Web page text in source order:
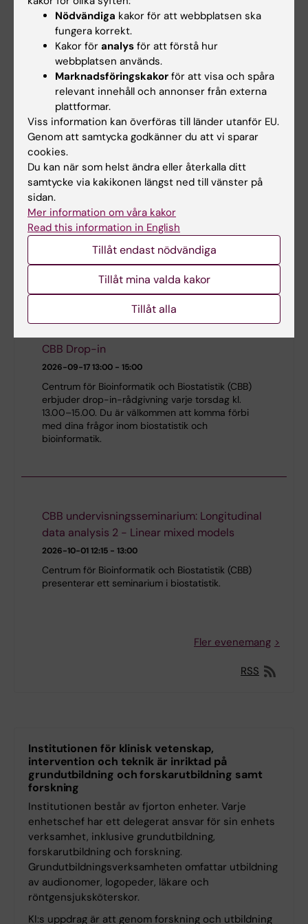
Halvtidskontroll: Mikolaj Stachurski
2026-09-049:00
Clinical and Epidemiological Aspects of Middle
Ear Cholesteatoma
CBB Drop-in
2026-09-10
Centrum för Bioinformatik och Biostatistik (CBB)
erbjuder drop-in-rådgivning varje torsdag kl.
13.00–15.00. Du är välkommen att komma förbi
med dina frågor inom biostatistik och
CBB Drop-in
2026-09-1713:00 - 15:00
Centrum för Bioinformatik och Biostatistik (CBB)
erbjuder drop-in-rådgivning varje torsdag kl.
13.00–15.00. Du är välkommen att komma förbi
med dina frågor inom biostatistik och
bioinformatik.
CBB undervisningsseminarium: Longitudinal
data analysis 2 - Linear mixed models
2026-10-0112:15 - 13:00
Centrum för Bioinformatik och Biostatistik (CBB)
presenterar ett seminarium i biostatistik.
Fler evenemang
RSS
Institutionen för klinisk vetenskap,
intervention och teknik är inriktad på
grundutbildning och forskarutbildning samt
forskning
Institutionen består av fjorton enheter. Varje
enhetschef har ett delegerat ansvar för sin enhets
verksamhet, inklusive grundutbildning,
forskarutbildning och forskning.
Grundutbildningsverksamheten omfattar utbildning
av audionomer, logopeder, läkare och
röntgensjuksköterskor.
KI:s uppdrag är att genom forskning och utbildning
Nödvändiga kakor för att webbplatsen ska
fungera korrekt.
Kakor för analys för att förstå hur
webbplatsen används.
Marknadsföringskakor för att visa och spåra
relevant innehåll och annonser från externa
plattformar.
Viss information kan överföras till länder utanför EU.
Genom att samtycka godkänner du att vi sparar
cookies.
Du kan när som helst ändra eller återkalla ditt
samtycke via kakikonen längst ned till vänster på
sidan.
Mer information om våra kakor
Read this information in English
Tillåt endast nödvändiga
Tillåt mina valda kakor
Tillåt alla